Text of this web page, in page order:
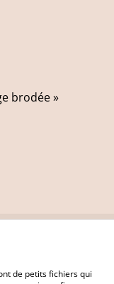
brodée »
Policy
de petits fichiers qui